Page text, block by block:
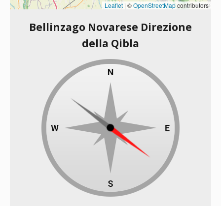
Leaflet | ©OpenStreetMapcontributors
Bellinzago Novarese Direzione
della Qibla